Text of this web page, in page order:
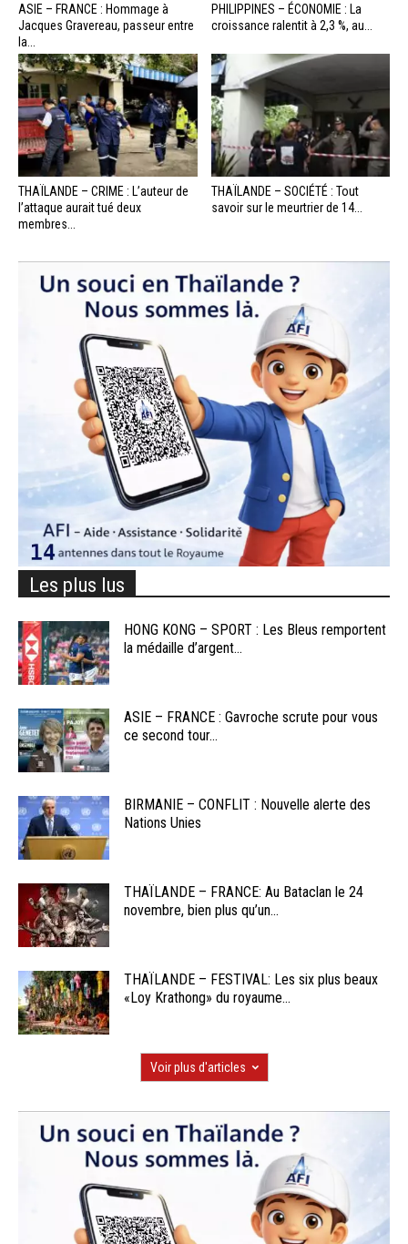
ASIE – FRANCE : Hommage à
Jacques Gravereau, passeur entre
la...
PHILIPPINES – ÉCONOMIE : La
croissance ralentit à 2,3 %, au...
THAÏLANDE – CRIME : L’auteur de
l’attaque aurait tué deux
membres...
THAÏLANDE – SOCIÉTÉ : Tout
savoir sur le meurtrier de 14...
Les plus lus
HONG KONG – SPORT : Les Bleus remportent
la médaille d’argent...
ASIE – FRANCE : Gavroche scrute pour vous
ce second tour...
BIRMANIE – CONFLIT : Nouvelle alerte des
Nations Unies
THAÏLANDE – FRANCE: Au Bataclan le 24
novembre, bien plus qu’un...
THAÏLANDE – FESTIVAL: Les six plus beaux
«Loy Krathong» du royaume...
Voir plus d'articles